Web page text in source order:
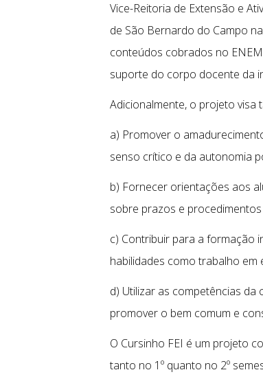
Vice-Reitoria de Extensão e
de São Bernardo do Campo
conteúdos cobrados no
suporte do corpo docente da
Adicionalmente, o projeto visa
a) Promover o
senso crítico e da autonomia
b) Fornecer orientações aos
sobre prazos e
c) Contribuir para a formação
habilidades como trabalho em
d) Utilizar as competências da
promover o bem comum e
O Cursinho FEI é um projeto
tanto no 1º quanto no 2º